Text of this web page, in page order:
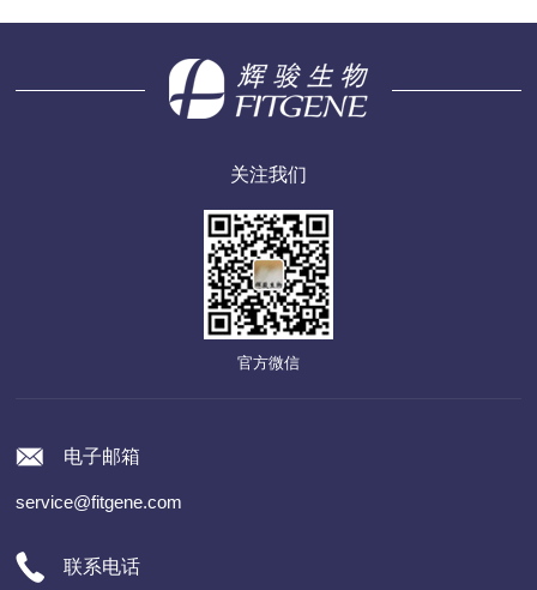
关注我们
官方微信
电子邮箱
service@fitgene.com
联系电话